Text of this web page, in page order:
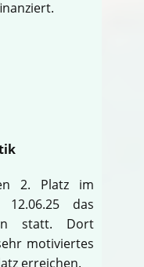
2. Platz im
das
statt. Dort
motiviertes
erreichen.